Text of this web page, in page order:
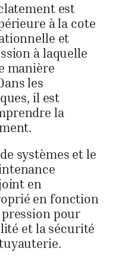
est
à la cote
et
à laquelle
manière
les
il est
la
systèmes et le
en
en fonction
pression pour
et la sécurité